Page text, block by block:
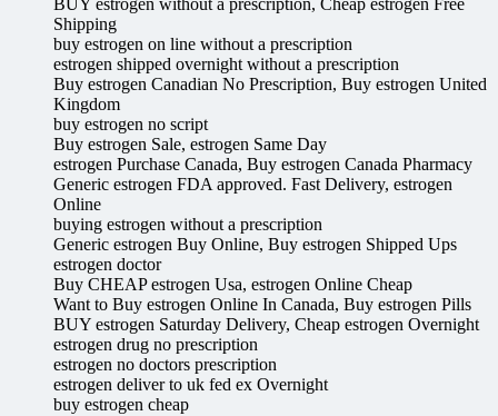
BUY estrogen without a prescription, Cheap estrogen Free
Shipping
buy estrogen on line without a prescription
estrogen shipped overnight without a prescription
Buy estrogen Canadian No Prescription, Buy estrogen United
Kingdom
buy estrogen no script
Buy estrogen Sale, estrogen Same Day
estrogen Purchase Canada, Buy estrogen Canada Pharmacy
Generic estrogen FDA approved. Fast Delivery, estrogen
Online
buying estrogen without a prescription
Generic estrogen Buy Online, Buy estrogen Shipped Ups
estrogen doctor
Buy CHEAP estrogen Usa, estrogen Online Cheap
Want to Buy estrogen Online In Canada, Buy estrogen Pills
BUY estrogen Saturday Delivery, Cheap estrogen Overnight
estrogen drug no prescription
estrogen no doctors prescription
estrogen deliver to uk fed ex Overnight
buy estrogen cheap